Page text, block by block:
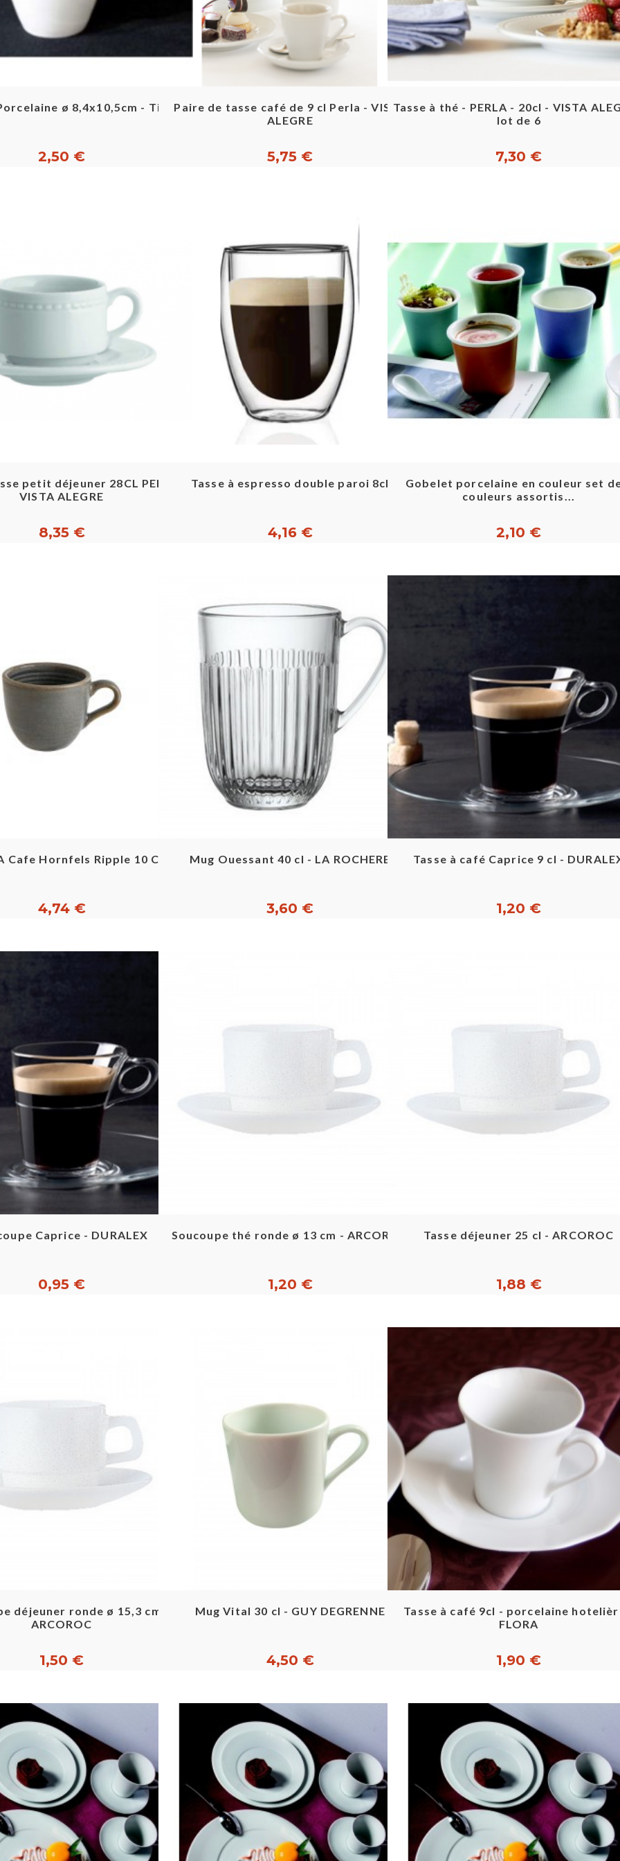
ø 8,4x10,5cm - Tiffany
2,50 €
Paire de tasse café de 9 cl Perla - VISTA
ALEGRE
5,75 €
Tasse à thé - PERLA - 20cl - VISTA
lot de 6
7,30 €
petit déjeuner 28CL PERLA -
VISTA ALEGRE
8,35 €
Tasse à espresso double paroi 8cl
4,16 €
Gobelet porcelaine en couleur set
couleurs assortis...
2,10 €
Cafe Hornfels Ripple 10 Cl
4,74 €
Mug Ouessant 40 cl - LA ROCHERE
3,60 €
Tasse à café Caprice 9 cl -
1,20 €
Caprice - DURALEX
0,95 €
Soucoupe thé ronde ø 13 cm - ARCOROC
1,20 €
Tasse déjeuner 25 cl - ARCOROC
1,88 €
déjeuner ronde ø 15,3 cm -
ARCOROC
1,50 €
Mug Vital 30 cl - GUY DEGRENNE
4,50 €
Tasse à café 9cl - porcelaine
FLORA
1,90 €